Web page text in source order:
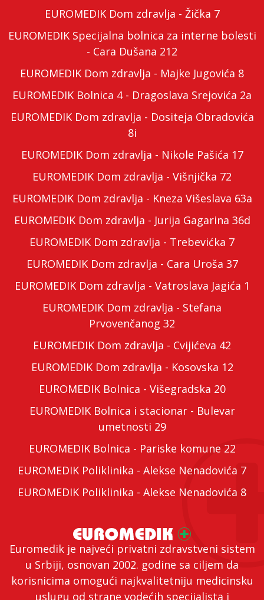
Euromedik je najveći privatni zdravstveni sistem
u Srbiji, osnovan 2002. godine sa ciljem da
korisnicima omogući najkvalitetniju medicinsku
uslugu od strane vodećih specijalista i
EUROMEDIK Dom zdravlja - Žička 7
EUROMEDIK Specijalna bolnica za interne bolesti
- Cara Dušana 212
EUROMEDIK Dom zdravlja - Majke Jugovića 8
EUROMEDIK Bolnica 4 - Dragoslava Srejovića 2a
EUROMEDIK Dom zdravlja - Dositeja Obradovića
8i
EUROMEDIK Dom zdravlja - Nikole Pašića 17
EUROMEDIK Dom zdravlja - Višnjička 72
EUROMEDIK Dom zdravlja - Kneza Višeslava 63a
EUROMEDIK Dom zdravlja - Jurija Gagarina 36d
EUROMEDIK Dom zdravlja - Trebevićka 7
EUROMEDIK Dom zdravlja - Cara Uroša 37
EUROMEDIK Dom zdravlja - Vatroslava Jagića 1
EUROMEDIK Dom zdravlja - Stefana
Prvovenčanog 32
EUROMEDIK Dom zdravlja - Cvijićeva 42
EUROMEDIK Dom zdravlja - Kosovska 12
EUROMEDIK Bolnica - Višegradska 20
EUROMEDIK Bolnica i stacionar - Bulevar
umetnosti 29
EUROMEDIK Bolnica - Pariske komune 22
EUROMEDIK Poliklinika - Alekse Nenadovića 7
EUROMEDIK Poliklinika - Alekse Nenadovića 8